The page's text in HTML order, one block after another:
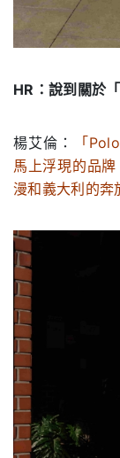
HR：說到關於
楊艾倫：
「
馬上浮現的品
漫和義大利的奔